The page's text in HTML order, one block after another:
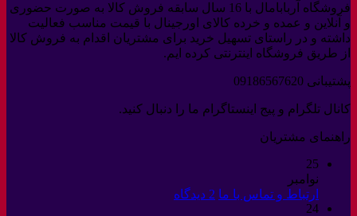
فروشگاه آربابامال با 16 سال سابقه فروش کالا به صورت حضوری
و آنلاین و عمده و خرده کالای اورجینال با قیمت مناسب فعالیت
داشته و در راستای تسهیل خرید برای مشتریان اقدام به فروش کالا
از طریق فروشگاه اینترنتی کرده ایم.
پشتیبانی 09186567620
کانال تلگرام و پیج اینستاگرام ما را دنبال کنید.
راهنمای مشتریان
25
نوامبر
ارتباط و تماس با ما 2 دیدگاه
24